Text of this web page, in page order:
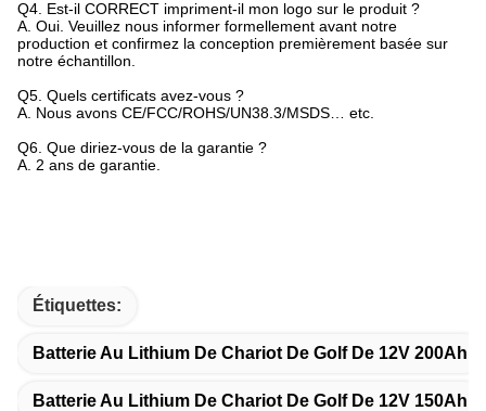
Q4. Est-il CORRECT impriment-il mon logo sur le produit ?
A. Oui. Veuillez nous informer formellement avant notre
production et confirmez la conception premièrement basée sur
notre échantillon.
Q5. Quels certificats avez-vous ?
A. Nous avons CE/FCC/ROHS/UN38.3/MSDS… etc.
Q6. Que diriez-vous de la garantie ?
A. 2 ans de garantie.
Étiquettes:
Batterie Au Lithium De Chariot De Golf De 12V 200Ah
Batterie Au Lithium De Chariot De Golf De 12V 150Ah